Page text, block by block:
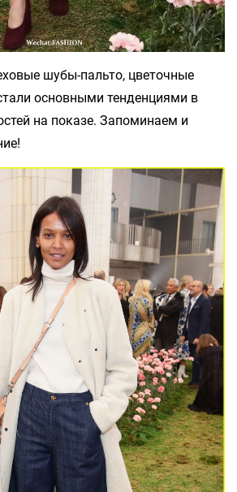
шубы-пальто, цветочные
основными тенденциями в
на показе. Запоминаем и